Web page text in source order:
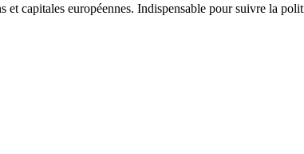
capitales européennes. Indispensable pour suivre la